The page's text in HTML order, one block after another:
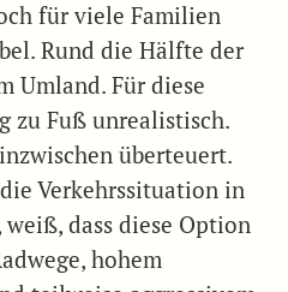
für viele Familien
Rund die Hälfte der
Umland. Für diese
zu Fuß unrealistisch.
überteuert.
Verkehrssituation in
dass diese Option
hohem